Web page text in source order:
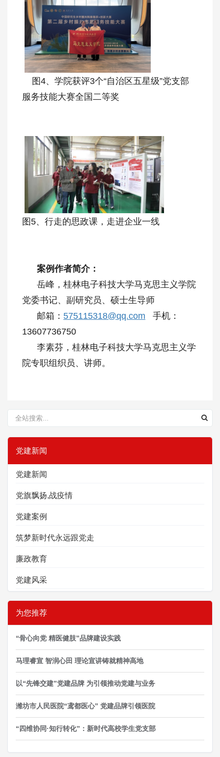
图4、学院获评3个“自治区五星级”党支部
服务技能大赛全国二等奖
图5、行走的思政课，走进企业一线
案例作者简介：
岳峰，桂林电子科技大学马克思主义学院
党委书记、副研究员、硕士生导师
邮箱： 575115318@qq.com 手机：
13607736750
李素芬，桂林电子科技大学马克思主义学
院专职组织员、讲师。
党建新闻
党建新闻
党旗飘扬,战疫情
党建案例
筑梦新时代永远跟党走
廉政教育
党建风采
为您推荐
“骨心向党 精医健肢”品牌建设实践
马理睿宣 智润心田 理论宣讲铸就精神高地
以“先锋交建”党建品牌 为引领推动党建与业务
潍坊市人民医院“鸢都医心” 党建品牌引领医院
“四维协同·知行转化”：新时代高校学生党支部